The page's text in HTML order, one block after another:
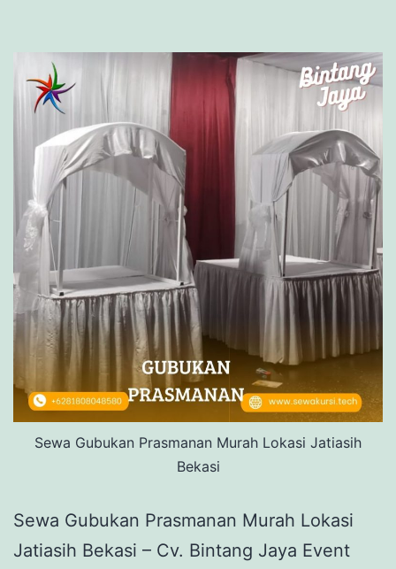
Sewa Gubukan Prasmanan Murah Lokasi Jatiasih
Bekasi
Sewa Gubukan Prasmanan Murah Lokasi
Jatiasih Bekasi – Cv. Bintang Jaya Event